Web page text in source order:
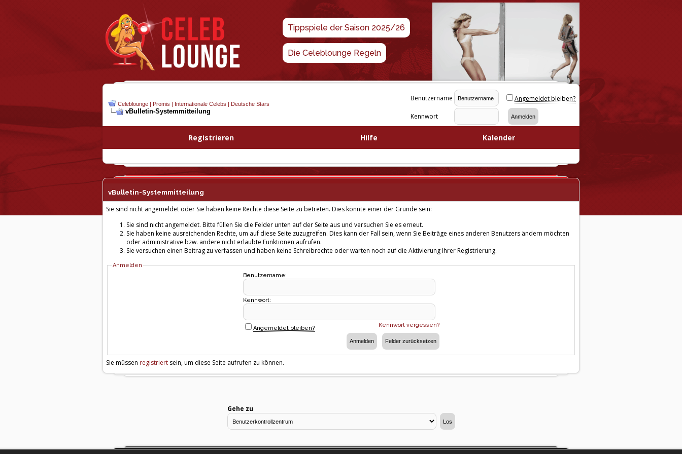
Tippspiele der Saison 2025/26
Die Celeblounge Regeln
Celeblounge | Promis | Internationale Celebs | Deutsche Stars
vBulletin-Systemmitteilung
Benutzername Angemeldet bleiben?
Kennwort
Registrieren Hilfe Kalender
vBulletin-Systemmitteilung
Sie sind nicht angemeldet oder Sie haben keine Rechte diese Seite zu betreten. Dies könnte einer der Gründe sein:
Sie sind nicht angemeldet. Bitte füllen Sie die Felder unten auf der Seite aus und versuchen Sie es erneut.
Sie haben keine ausreichenden Rechte, um auf diese Seite zuzugreifen. Dies kann der Fall sein, wenn Sie Beiträge eines anderen Benutzers ändern möchten
oder administrative bzw. andere nicht erlaubte Funktionen aufrufen.
Sie versuchen einen Beitrag zu verfassen und haben keine Schreibrechte oder warten noch auf die Aktivierung Ihrer Registrierung.
Anmelden
Benutzername:
Kennwort:
Kennwort vergessen?
Angemeldet bleiben?
Sie müssen registriert sein, um diese Seite aufrufen zu können.
Gehe zu